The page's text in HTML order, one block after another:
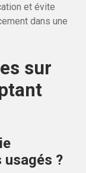
et évite
dans une
sur
?